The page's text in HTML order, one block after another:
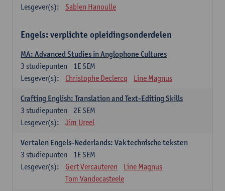
Lesgever(s):
Sabien Hanoulle
Engels: verplichte opleidingsonderdelen
MA: Advanced Studies in Anglophone Cultures
1E SEM
3 studiepunten
Lesgever(s):
Christophe Declercq Line Magnus
Crafting English: Translation and Text-Editing Skills
2E SEM
3 studiepunten
Lesgever(s):
Jim Ureel
Vertalen Engels-Nederlands: Vaktechnische teksten
1E SEM
3 studiepunten
Lesgever(s):
Gert Vercauteren
Line Magnus
Tom Vandecasteele